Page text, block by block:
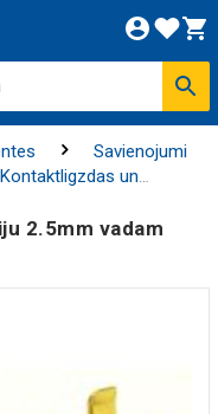
Savienojumi
Kontaktligzdas un
2.5mm vadam